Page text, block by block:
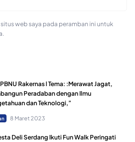
web saya pada peramban ini untuk
Rakernas l Tema: :Merawat Jagat,
Peradaban dengan Ilmu
dan Teknologi,”
8 Maret 2023
Deli Serdang Ikuti Fun Walk Peringati